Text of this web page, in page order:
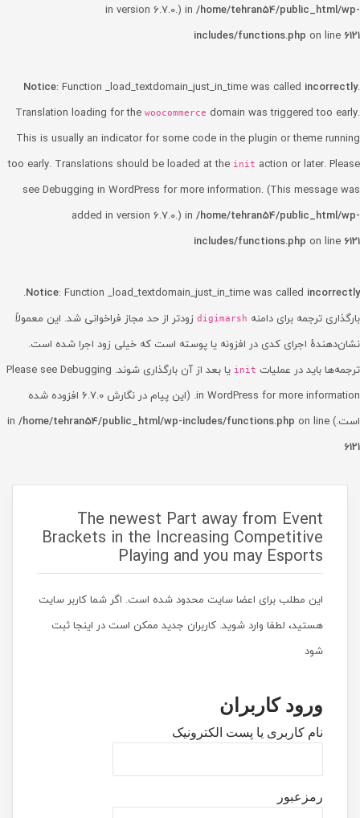
in version 6.7.0.) in /home/tehran54/public_html/wp-
includes/functions.php on line 6121
Notice: Function _load_textdomain_just_in_time was called incorrectly.
Translation loading for the woocommerce domain was triggered too early.
This is usually an indicator for some code in the plugin or theme running
too early. Translations should be loaded at the init action or later. Please
seeDebugging in WordPress for more information. (This message was
added in version 6.7.0.) in /home/tehran54/public_html/wp-
includes/functions.php on line 6121
Notice: Function _load_textdomain_just_in_time was called incorrectly
.
بارگذاری ترجمه برای دامنه digimarsh زودتر از حد مجاز فراخوانی شد. این معمولاً
نشان‌دهندهٔ اجرای کدی در افزونه یا پوسته است که خیلی زود اجرا شده است.
ترجمه‌ها باید در عملیات init یا بعد از آن بارگذاری شوند. Please see Debugging
in WordPress
for more information. (این پیام در نگارش 6.7.0 افزوده شده
است.) in
/home/tehran54/public_html/wp-includes/functions.php on line
6121
The newest Part away from Event
Brackets in the Increasing Competitive
Playing and you may Esports
این مطلب برای اعضا سایت محدود شده است. اگر شما کاربر سایت
هستید، لطفا وارد شوید. کاربران جدید ممکن است در اینجا ثبت
شود
ورود کاربران
نام کاربری یا پست الکترونیک
رمزعبور